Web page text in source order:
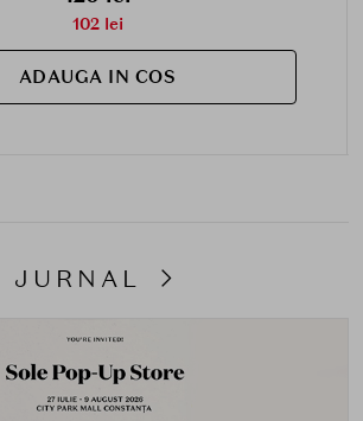
102 lei
ADAUGA IN COS
JURNAL